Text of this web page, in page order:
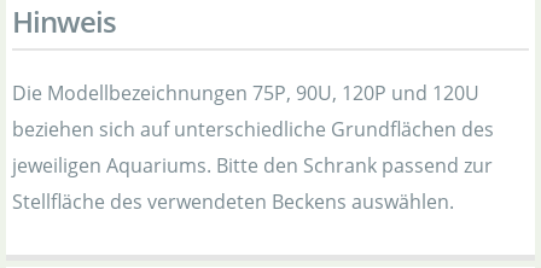
Hinweis
Die Modellbezeichnungen 75P, 90U, 120P und 120U
beziehen sich auf unterschiedliche Grundflächen des
jeweiligen Aquariums. Bitte den Schrank passend zur
Stellfläche des verwendeten Beckens auswählen.